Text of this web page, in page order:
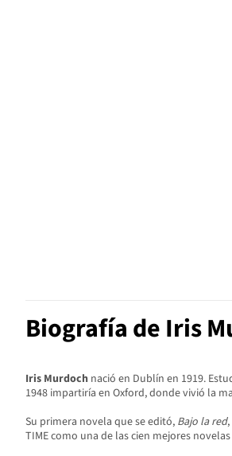
Biografía de Iris
Iris Murdoch nació en Dublín en 1919.
1948 impartiría en Oxford, donde vivió la
Su primera novela que se editó, Bajo la red
TIME como una de las cien mejores